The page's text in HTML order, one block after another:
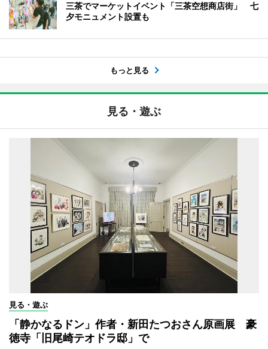
三茶でマーケットイベント「三茶空想商店街」 七
夕モニュメント設置も
もっと見る
見る・遊ぶ
見る・遊ぶ
「静かなるドン」作者・新田たつおさん原画展 豪
徳寺「旧尾崎テオドラ邸」で